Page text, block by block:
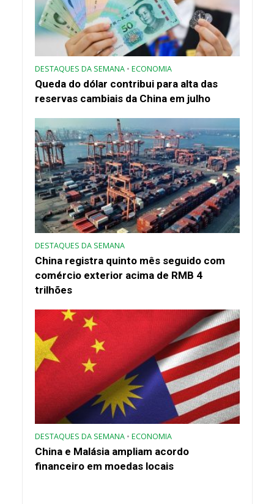
DESTAQUES DA SEMANA • ECONOMIA
Queda do dólar contribui para alta das
reservas cambiais da China em julho
DESTAQUES DA SEMANA
China registra quinto mês seguido com
comércio exterior acima de RMB 4
trilhões
DESTAQUES DA SEMANA • ECONOMIA
China e Malásia ampliam acordo
financeiro em moedas locais